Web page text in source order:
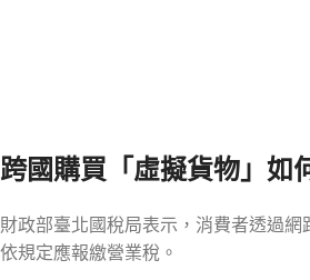
跨國購買「虛擬貨物」如
財政部臺北國稅局表示，消費者透過
依規定應報繳營業稅。